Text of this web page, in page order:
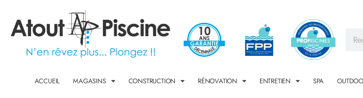
ACCUEIL MAGASINS CONSTRUCTION RÉNOVATION ENTRETIEN SPA